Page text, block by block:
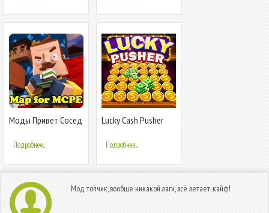
Моды Привет Сосед
Подробнее...
Lucky Cash Pusher
Подробнее...
Мод топчик, вообще никакой лаги, всё летает, кайф!